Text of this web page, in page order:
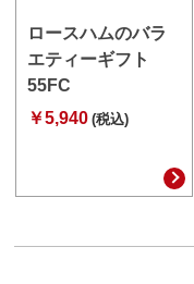
ロースハムのバラ
エティーギフト
55FC
￥5,940 (税込)